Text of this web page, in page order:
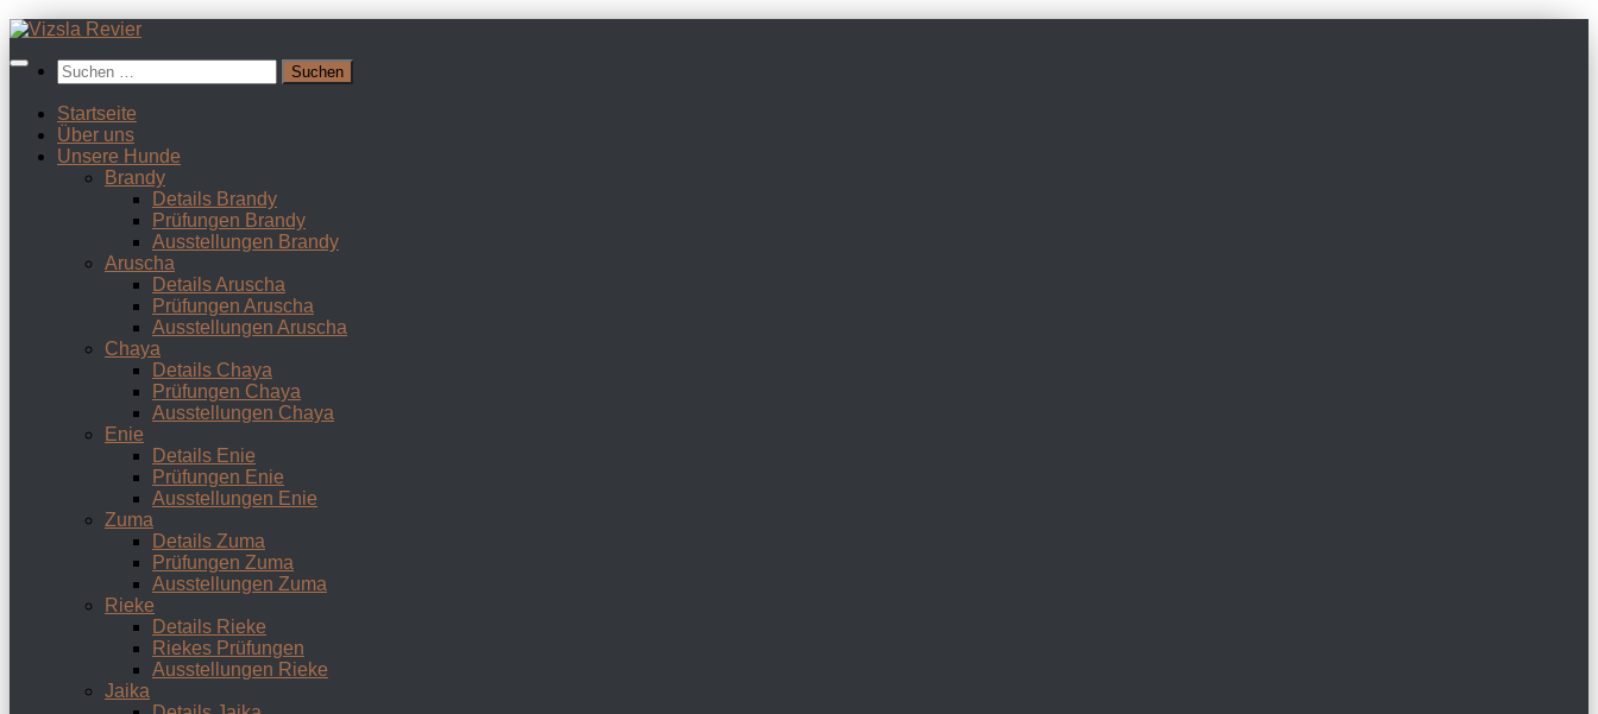
Zum
springenSuchen
nach:
Startseite
Über uns
Unsere Hunde
Brandy
Details Brandy
Prüfungen Brandy
Ausstellungen Brandy
Aruscha
Details Aruscha
Prüfungen Aruscha
Ausstellungen Aruscha
Chaya
Details Chaya
Prüfungen Chaya
Ausstellungen Chaya
Enie
Details Enie
Prüfungen Enie
Ausstellungen Enie
Zuma
Details Zuma
Prüfungen Zuma
Ausstellungen Zuma
Rieke
Details Rieke
Riekes Prüfungen
Ausstellungen Rieke
Jaika